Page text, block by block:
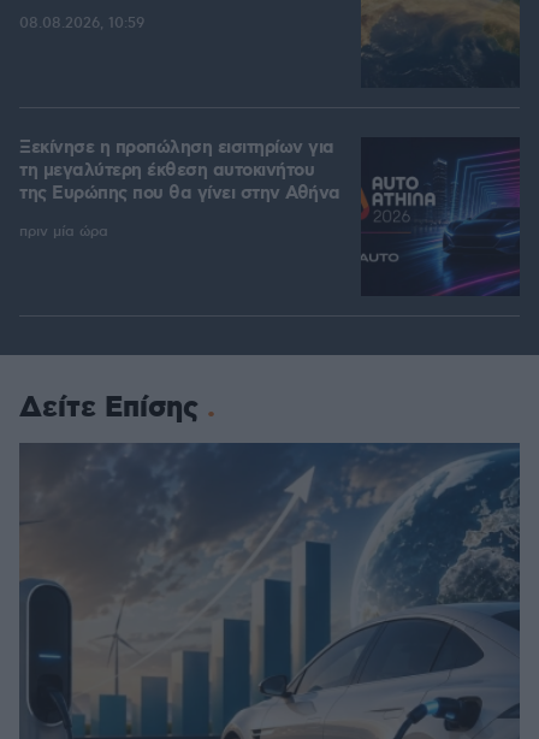
08.08.2026, 10:59
Ξεκίνησε η προπώληση εισιτηρίων για
τη μεγαλύτερη έκθεση αυτοκινήτου
της Ευρώπης που θα γίνει στην Αθήνα
πριν μία ώρα
Δείτε Επίσης